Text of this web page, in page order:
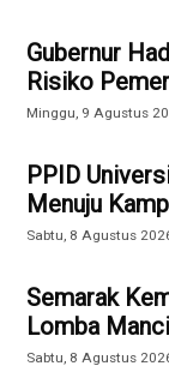
Gubernur
Risiko
Minggu, 9 Agustus
PPID
Menuju
Sabtu, 8 Agustus
Semarak
Lomba
Sabtu, 8 Agustus